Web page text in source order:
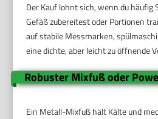
Der Kauf lohnt sich, wenn du häufig
Gefäß zubereitest oder Portionen
auf stabile Messmarken,
eine dichte, aber leicht zu öffnende
Robuster Mixfuß oder
Ein Metall-Mixfuß hält Kälte und